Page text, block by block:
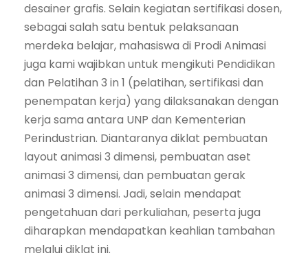
desainer grafis. Selain kegiatan sertifikasi dosen,
sebagai salah satu bentuk pelaksanaan
merdeka belajar, mahasiswa di Prodi Animasi
juga kami wajibkan untuk mengikuti Pendidikan
dan Pelatihan 3 in 1 (pelatihan, sertifikasi dan
penempatan kerja) yang dilaksanakan dengan
kerja sama antara UNP dan Kementerian
Perindustrian. Diantaranya diklat pembuatan
layout animasi 3 dimensi, pembuatan aset
animasi 3 dimensi, dan pembuatan gerak
animasi 3 dimensi. Jadi, selain mendapat
pengetahuan dari perkuliahan, peserta juga
diharapkan mendapatkan keahlian tambahan
melalui diklat ini.